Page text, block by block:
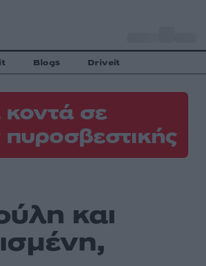
Blogs Driveit
κοντά σε
και